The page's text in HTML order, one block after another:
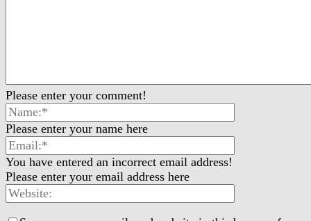
Please enter your comment!
Please enter your name here
You have entered an incorrect email address!
Please enter your email address here